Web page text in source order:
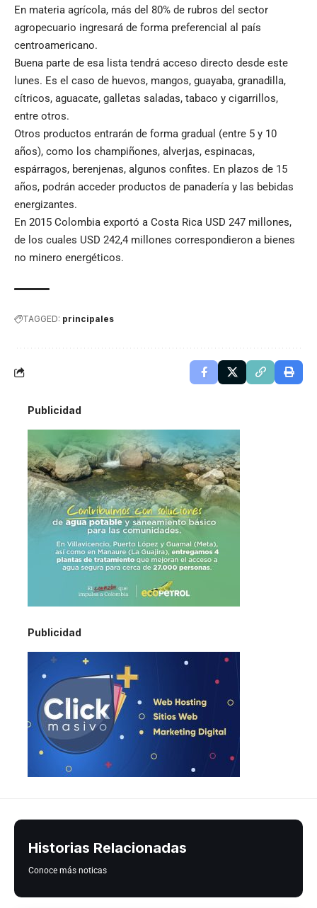
En materia agrícola, más del 80% de rubros del sector
agropecuario ingresará de forma preferencial al país
centroamericano.
Buena parte de esa lista tendrá acceso directo desde este
lunes. Es el caso de huevos, mangos, guayaba, granadilla,
cítricos, aguacate, galletas saladas, tabaco y cigarrillos,
entre otros.
Otros productos entrarán de forma gradual (entre 5 y 10
años), como los champiñones, alverjas, espinacas,
espárragos, berenjenas, algunos confites. En plazos de 15
años, podrán acceder productos de panadería y las bebidas
energizantes.
En 2015 Colombia exportó a Costa Rica USD 247 millones,
de los cuales USD 242,4 millones correspondieron a bienes
no minero energéticos.
TAGGED: principales
Publicidad
Publicidad
Historias Relacionadas
Conoce más noticas